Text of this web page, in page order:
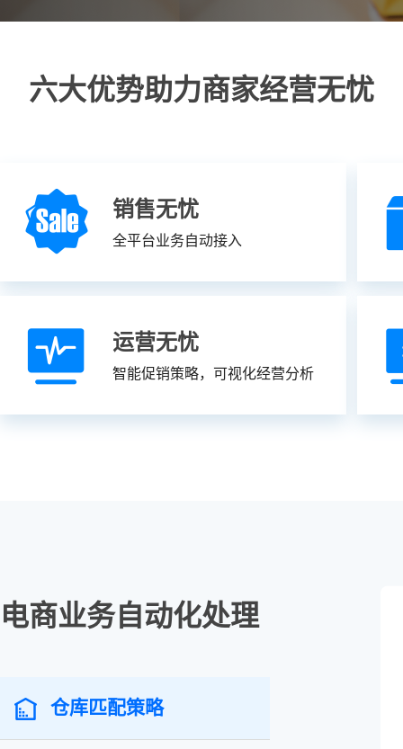
六大优势助力商家经营无忧
销售无忧
全平台业务自动接入
运营无忧
智能促销策略，可视化经营分析
电商业务自动化处理
仓库匹配策略